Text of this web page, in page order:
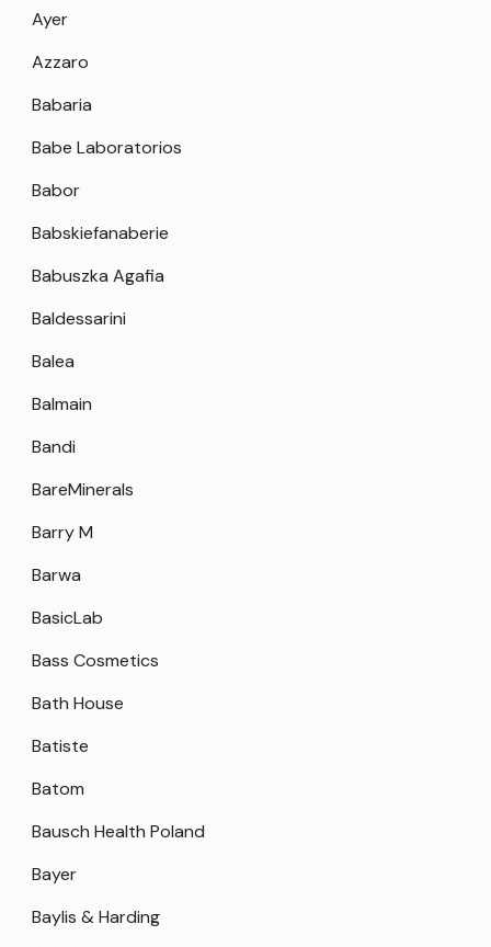
Ayer
Azzaro
Babaria
Babe Laboratorios
Babor
Babskiefanaberie
Babuszka Agafia
Baldessarini
Balea
Balmain
Bandi
BareMinerals
Barry M
Barwa
BasicLab
Bass Cosmetics
Bath House
Batiste
Batom
Bausch Health Poland
Bayer
Baylis & Harding